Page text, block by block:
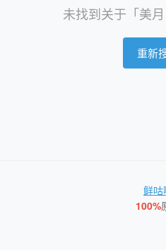
未找到关于「美
重新
鲜咕
100%